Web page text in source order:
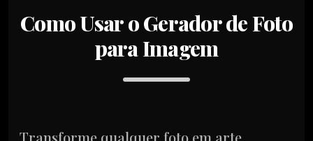
Como Usar o Gerador de Foto
para Imagem
Transforme qualquer foto em arte